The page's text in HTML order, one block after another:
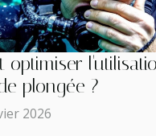
optimiser
plongée ?
2026